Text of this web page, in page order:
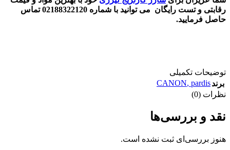
رقابتی و تست رایگان می توانید با شماره 02188322120 تماس
حاصل فرمایید.
توضیحات تکمیلی
برند
CANON, pardis
نظرات (0)
نقد و بررسی‌ها
هنوز بررسی‌ای ثبت نشده است.